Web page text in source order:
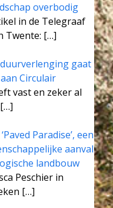
overbodig
in de Telegraaf
Twente: […]
gaat
Circulair
vast en zeker al
[…]
Paradise’, een
aanval
landbouw
Peschier in
[…]